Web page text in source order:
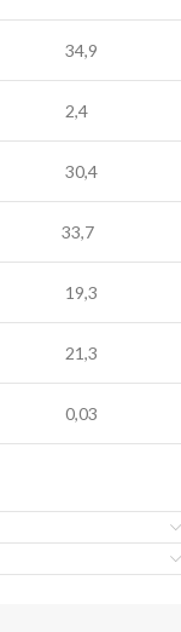
34,9
2,4
30,4
33,7
19,3
21,3
0,03